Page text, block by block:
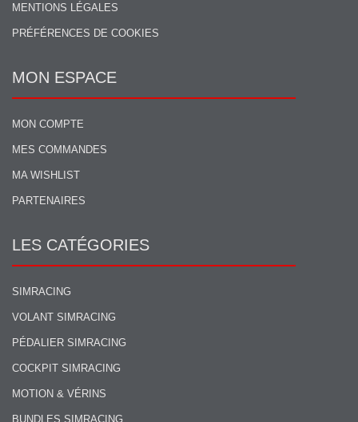
MENTIONS LÉGALES
PRÉFÉRENCES DE COOKIES
MON ESPACE
MON COMPTE
MES COMMANDES
MA WISHLIST
PARTENAIRES
LES CATÉGORIES
SIMRACING
VOLANT SIMRACING
PÉDALIER SIMRACING
COCKPIT SIMRACING
MOTION & VÉRINS
BUNDLES SIMRACING